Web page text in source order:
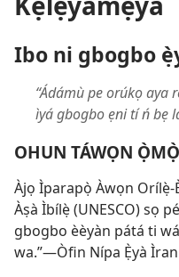
Ibo ni gbogbo
“Ádámù pe orúkọ aya
ìyá gbogbo ẹni tí ń bẹ
OHUN TÁWỌN
Àjọ Ìparapọ̀ Àwọn
Àṣà Ìbílẹ̀ (UNESCO) sọ
gbogbo èèyàn pátá ti
wa.”—Òfin Nípa Ẹ̀yà